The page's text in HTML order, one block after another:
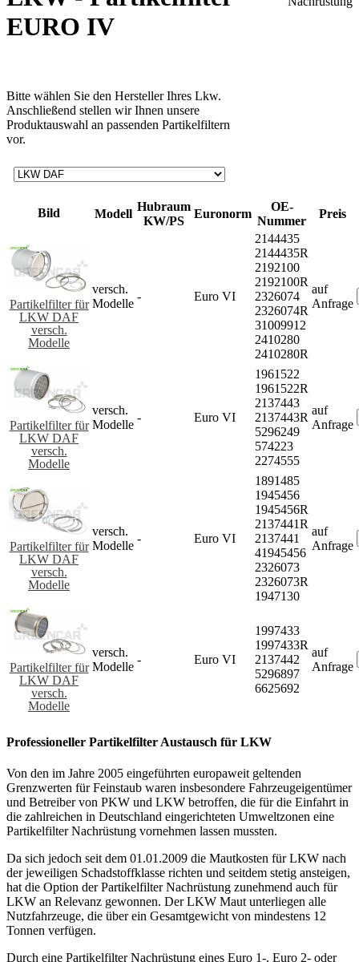
EURO IV
Bitte wählen Sie den Hersteller Ihres Lkw.
Anschließend stellen wir Ihnen unsere
Produktauswahl an passenden Partikelfiltern
vor.
Bild Modell
Hubraum
KW/PS
Euronorm
OE-
Nummer
Preis
Partikelfilter für
LKW DAF
versch.
Modelle
versch.
Modelle
- Euro VI
2144435
2144435R
2192100
2192100R
2326074
2326074R
31009912
2410280
2410280R
auf
Anfrage
Partikelfilter für
LKW DAF
versch.
Modelle
versch.
Modelle
- Euro VI
1961522
1961522R
2137443
2137443R
5296249
574223
2274555
auf
Anfrage
Partikelfilter für
LKW DAF
versch.
Modelle
versch.
Modelle
- Euro VI
1891485
1945456
1945456R
2137441R
2137441
41945456
2326073
2326073R
1947130
auf
Anfrage
Partikelfilter für
LKW DAF
versch.
Modelle
versch.
Modelle
- Euro VI
1997433
1997433R
2137442
5296897
6625692
auf
Anfrage
Professioneller Partikelfilter Austausch für LKW
Von den im Jahre 2005 eingeführten europaweit geltenden
Grenzwerten für Feinstaub waren insbesondere Fahrzeugeigentümer
und Betreiber von PKW und LKW betroffen, die für die Einfahrt in
die zahlreichen in Deutschland eingerichteten Umweltzonen eine
Partikelfilter Nachrüstung vornehmen lassen mussten.
Da sich jedoch seit dem 01.01.2009 die Mautkosten für LKW nach
der jeweiligen Schadstoffklasse richten und seitdem stetig ansteigen,
hat die Option der Partikelfilter Nachrüstung zunehmend auch für
LKW an Relevanz gewonnen. Der LKW Maut unterliegen alle
Nutzfahrzeuge, die über ein Gesamtgewicht von mindestens 12
Tonnen verfügen.
Durch eine Partikelfilter Nachrüstung eines Euro 1-, Euro 2- oder